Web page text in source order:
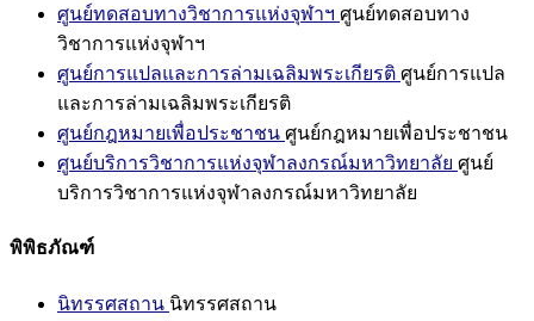
ศูนย์ทดสอบทางวิชาการแห่งจุฬาฯ ศูนย์ทดสอบทาง
วิชาการแห่งจุฬาฯ
ศูนย์การแปลและการล่ามเฉลิมพระเกียรติ ศูนย์การแปล
และการล่ามเฉลิมพระเกียรติ
ศูนย์กฎหมายเพื่อประชาชน ศูนย์กฎหมายเพื่อประชาชน
ศูนย์บริการวิชาการแห่งจุฬาลงกรณ์มหาวิทยาลัย ศูนย์
บริการวิชาการแห่งจุฬาลงกรณ์มหาวิทยาลัย
พิพิธภัณฑ์
นิทรรศสถาน นิทรรศสถาน